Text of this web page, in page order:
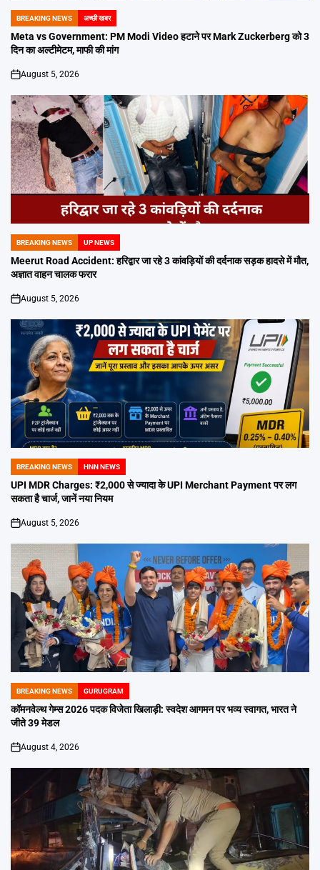
POSTED
IN
BREAKING NEWS अच्छी खबर
Meta vs Government: PM Modi Video हटाने पर Mark Zuckerberg को 3
दिन का अल्टीमेटम, माफी की मांग
on
August 5, 2026
POSTED
IN
BREAKING NEWS UP NEWS
Meerut Road Accident: हरिद्वार जा रहे 3 कांवड़ियों की दर्दनाक सड़क हादसे में मौत,
अज्ञात वाहन चालक फरार
on
August 5, 2026
POSTED
IN
BREAKING NEWS HNN NEWS
UPI MDR Charges: ₹2,000 से ज्यादा के UPI Merchant Payment पर लग
सकता है चार्ज, जानें नया नियम
on
August 5, 2026
POSTED
IN
BREAKING NEWS GURUGRAM
कॉमनवेल्थ गेम्स 2026 पदक विजेता खिलाड़ी: स्वदेश आगमन पर भव्य स्वागत, भारत ने
जीते 39 मेडल
on
August 4, 2026